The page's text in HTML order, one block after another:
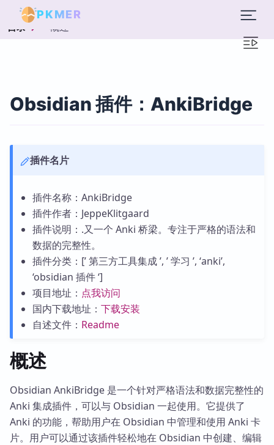
PKMER
目录 概述
Obsidian 插件：AnkiBridge
插件名片
插件名称：AnkiBridge
插件作者：JeppeKlitgaard
插件说明：.又一个 Anki 桥梁。专注于严格的语法和
数据的完整性。
插件分类：[’ 第三方工具集成 ’, ’ 学习 ’, ‘anki’,
‘obsidian 插件 ‘]
项目地址： 点我访问
国内下载地址： 下载安装
自述文件： Readme
概述
Obsidian AnkiBridge 是一个针对严格语法和数据完整性的
Anki 集成插件，可以与 Obsidian 一起使用。它提供了
Anki 的功能，帮助用户在 Obsidian 中管理和使用 Anki 卡
片。用户可以通过该插件轻松地在 Obsidian 中创建、编辑